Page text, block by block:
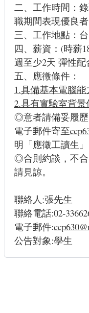
二、工作時間：
職期間表現優良
三、工作地點：
四、薪資：(時薪
週至少2天 彈性配
五、應徵條件：
1.具備基本電腦能
2.具有實驗室背景
◎意者請備妥履歷
電子郵件寄至
明「應徵工讀生」
◎合則約談，不
請見諒。
聯絡人:張先生
聯絡電話:02-
電子郵件:
公告對象:學生